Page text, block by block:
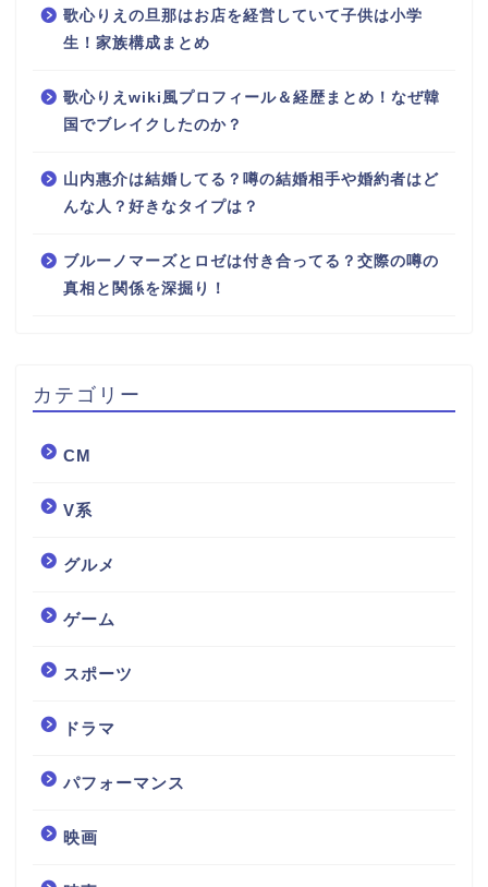
歌心りえの旦那はお店を経営していて子供は小学
生！家族構成まとめ
歌心りえwiki風プロフィール＆経歴まとめ！なぜ韓
国でブレイクしたのか？
山内惠介は結婚してる？噂の結婚相手や婚約者はど
んな人？好きなタイプは？
ブルーノマーズとロゼは付き合ってる？交際の噂の
真相と関係を深掘り！
カテゴリー
CM
V系
グルメ
ゲーム
スポーツ
ドラマ
パフォーマンス
映画